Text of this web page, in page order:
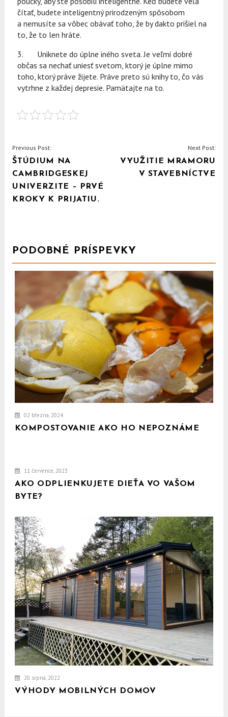
čítať, budete inteligentný prirodzeným spôsobom
a nemusíte sa vôbec obávať toho, že by dakto prišiel na
to, že to len hráte.
3. Uniknete do úplne iného sveta. Je veľmi dobré
občas sa nechať uniesť svetom, ktorý je úplne mimo
toho, ktorý práve žijete. Práve preto sú knihy to, čo vás
vytrhne z každej depresie. Pamätajte na to.
NAVIGACE
PRO
Previous Post:
ŠTÚDIUM NA
CAMBRIDGESKEJ
UNIVERZITE – PRVÉ
KROKY K PRIJATIU.
Next Post:
VYUŽITIE MRAMORU
V STAVEBNÍCTVE
PODOBNÉ PRÍSPEVKY
02 března, 2024
KOMPOSTOVANIE AKO HO NEPOZNÁME
11 července, 2023
AKO ODPLIENKUJETE DIEŤA VO VAŠOM
BYTE?
20 srpna, 2022
VÝHODY MOBILNÝCH DOMOV